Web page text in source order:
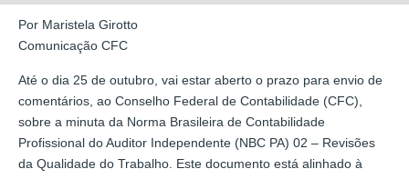
Por Maristela Girotto
Comunicação CFC
Até o dia 25 de outubro, vai estar aberto o prazo para envio de
comentários, ao Conselho Federal de Contabilidade (CFC),
sobre a minuta da Norma Brasileira de Contabilidade
Profissional do Auditor Independente (NBC PA) 02 – Revisões
da Qualidade do Trabalho. Este documento está alinhado à